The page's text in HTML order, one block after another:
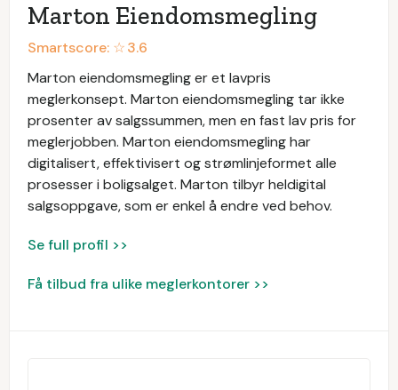
Marton Eiendomsmegling
Smartscore: ☆3.6
Marton eiendomsmegling er et lavpris
meglerkonsept. Marton eiendomsmegling tar ikke
prosenter av salgssummen, men en fast lav pris for
meglerjobben. Marton eiendomsmegling har
digitalisert, effektivisert og strømlinjeformet alle
prosesser i boligsalget. Marton tilbyr heldigital
salgsoppgave, som er enkel å endre ved behov.
Se full profil >>
Få tilbud fra ulike meglerkontorer >>